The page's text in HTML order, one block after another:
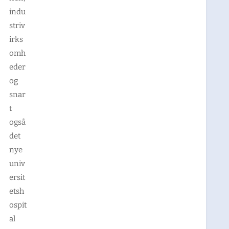
indu
striv
irks
omh
eder
og
snar
t
også
det
nye
univ
ersit
etsh
ospit
al